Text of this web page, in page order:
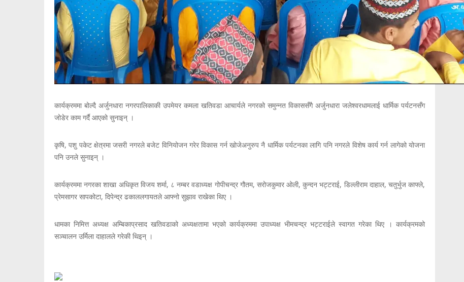
कार्यक्रममा बोल्दै अर्जुनधारा नगरपालिकाकी उपमेयर कमला खतिवडा आचार्यले नगरको समुन्नत विकाससँगै अर्जुनधारा जलेश्वरधामलाई धार्मिक पर्यटनसँग
जोडेर काम गर्दै आएको सुनाइन् ।
कृषि, पशु पकेट क्षेत्रमा जसरी नगरले बजेट विनियोजन गरेर विकास गर्न खोजेअनुरुप नै धार्मिक पर्यटनका लागि पनि नगरले विशेष कार्य गर्न लागेको योजना
पनि उनले सुनाइन् ।
कार्यक्रममा नगरका शाखा अधिकृत विजय शर्मा, ८ नम्बर वडाध्यक्ष गोपीचन्द्र गौतम, सरोजकुमार ओली, कुन्दन भट्टराई, डिल्लीराम दाहाल, चतुर्भुज काफ्ले,
प्रेमसागर सापकोटा, दिपेन्द्र ढकाललगायतले आफ्नो सुझाव राखेका थिए ।
धामका निमित्त अध्यक्ष अम्बिकाप्रसाद खतिवडाको अध्यक्षतामा भएको कार्यक्रममा उपाध्यक्ष भीमचन्द्र भट्टराईले स्वागत गरेका थिए । कार्यक्रमको
सञ्चालन उर्मिला दाहालले गरेकी थिइन् ।